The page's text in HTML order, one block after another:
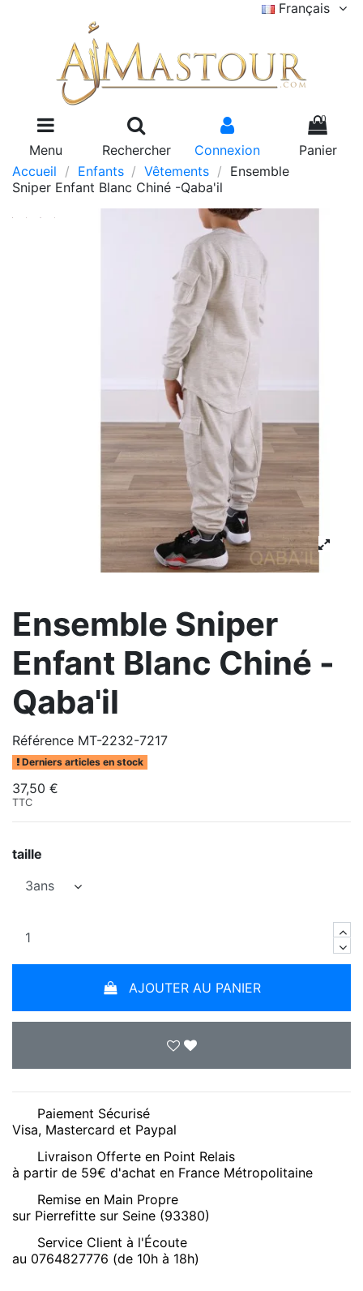
Français
Menu Rechercher Connexion
0
Panier
Accueil
Enfants Vêtements
Ensemble
Sniper Enfant Blanc Chiné -Qaba'il
Ensemble Sniper
Enfant Blanc Chiné -
Qaba'il
Référence MT-2232-7217
Derniers articles en stock
37,50 €
TTC
taille
AJOUTER AU PANIER
Paiement Sécurisé
Visa, Mastercard et Paypal
Livraison Offerte en Point Relais
à partir de 59€ d'achat en France Métropolitaine
Remise en Main Propre
sur Pierrefitte sur Seine (93380)
Service Client à l'Écoute
au 0764827776 (de 10h à 18h)